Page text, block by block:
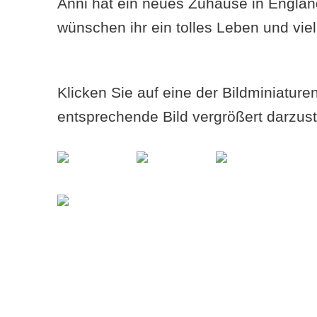
wünschen ihr ein tolles Leben und
Klicken Sie auf eine der
entsprechende Bild vergrößert